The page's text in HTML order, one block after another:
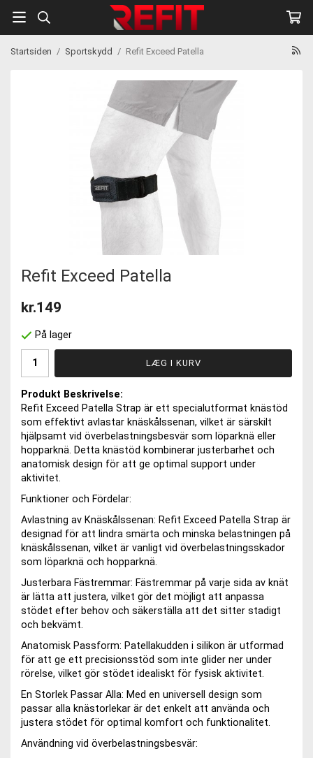
Startsiden / Sportskydd / Refit Exceed Patella
Refit Exceed Patella
kr.149
På lager
LÆG I KURV
Produkt Beskrivelse:
Refit Exceed Patella Strap är ett specialutformat knästöd
som effektivt avlastar knäskålssenan, vilket är särskilt
hjälpsamt vid överbelastningsbesvär som löparknä eller
hopparknä. Detta knästöd kombinerar justerbarhet och
anatomisk design för att ge optimal support under
aktivitet.
Funktioner och Fördelar:
Avlastning av Knäskålssenan: Refit Exceed Patella Strap är
designad för att lindra smärta och minska belastningen på
knäskålssenan, vilket är vanligt vid överbelastningsskador
som löparknä och hopparknä.
Justerbara Fästremmar: Fästremmar på varje sida av knät
är lätta att justera, vilket gör det möjligt att anpassa
stödet efter behov och säkerställa att det sitter stadigt
och bekvämt.
Anatomisk Passform: Patellakudden i silikon är utformad
för att ge ett precisionsstöd som inte glider ner under
rörelse, vilket gör stödet idealiskt för fysisk aktivitet.
En Storlek Passar Alla: Med en universell design som
passar alla knästorlekar är det enkelt att använda och
justera stödet för optimal komfort och funktionalitet.
Användning vid överbelastningsbesvär: